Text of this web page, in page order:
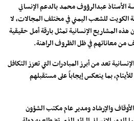
الأستاذ عبدالرؤوف محمد بالدعم الإنساني
الكويت للشعب اليمني في مختلف المجالات، لا
هذه المشاريع الإنسانية تمثل بارقة أمل حقيقية
من معاناتهم في ظل الظروف الراهنة.
تعد من أبرز المبادرات التي تعزز التكافل
للأيتام، بما ينعكس إيجاباً على مستقبلهم
والإرشاد ومدير عام مكتب الشؤون